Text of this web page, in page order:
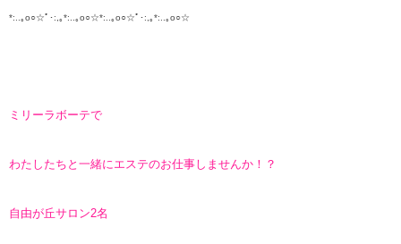
*:..｡o○☆ﾟ･:,｡*:..｡o○☆*:..｡o○☆ﾟ･:,｡*:..｡o○☆
ミリーラボーテで
わたしたちと一緒にエステのお仕事しませんか！？
自由が丘サロン2名